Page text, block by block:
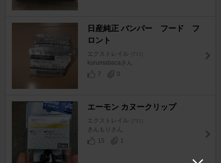
日産純正 バンパー フード フ
ロント
エクストレイル [T31]
kurumabacaさん
7
0
エーモン カヌークリップ
エクストレイル [T31]
きんもりさん
15
1